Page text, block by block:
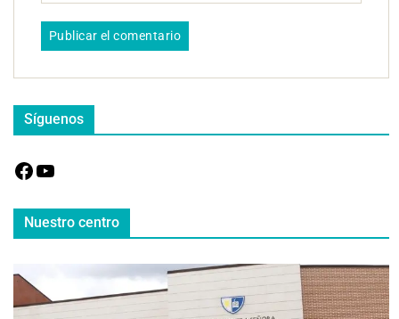
Síguenos
Nuestro centro